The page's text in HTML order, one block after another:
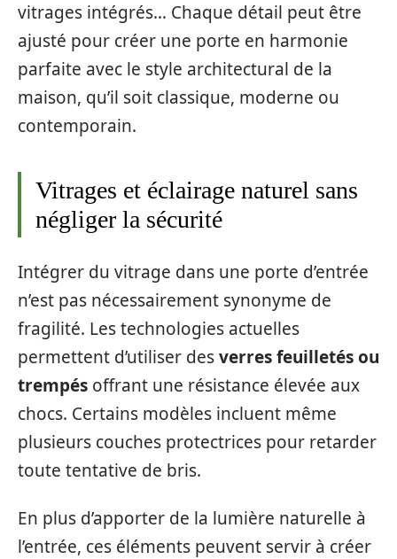
vitrages intégrés… Chaque détail peut être
ajusté pour créer une porte en harmonie
parfaite avec le style architectural de la
maison, qu’il soit classique, moderne ou
contemporain.
Vitrages et éclairage naturel sans
négliger la sécurité
Intégrer du vitrage dans une porte d’entrée
n’est pas nécessairement synonyme de
fragilité. Les technologies actuelles
permettent d’utiliser desverres feuilletés ou
trempés offrant une résistance élevée aux
chocs. Certains modèles incluent même
plusieurs couches protectrices pour retarder
toute tentative de bris.
En plus d’apporter de la lumière naturelle à
l’entrée, ces éléments peuvent servir à créer